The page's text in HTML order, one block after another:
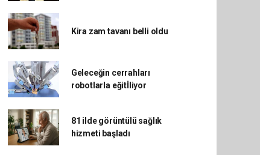
Kira zam tavanı belli oldu
Geleceğin cerrahları
robotlarla eğitİliyor
81 ilde görüntülü sağlık
hizmeti başladı